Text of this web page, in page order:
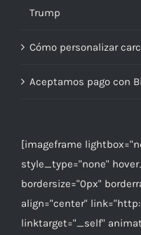
Trump
Cómo personalizar
Aceptamos pago con
[imageframe
style_type="none"
bordersize="0px"
align="center"
linktarget="_self"